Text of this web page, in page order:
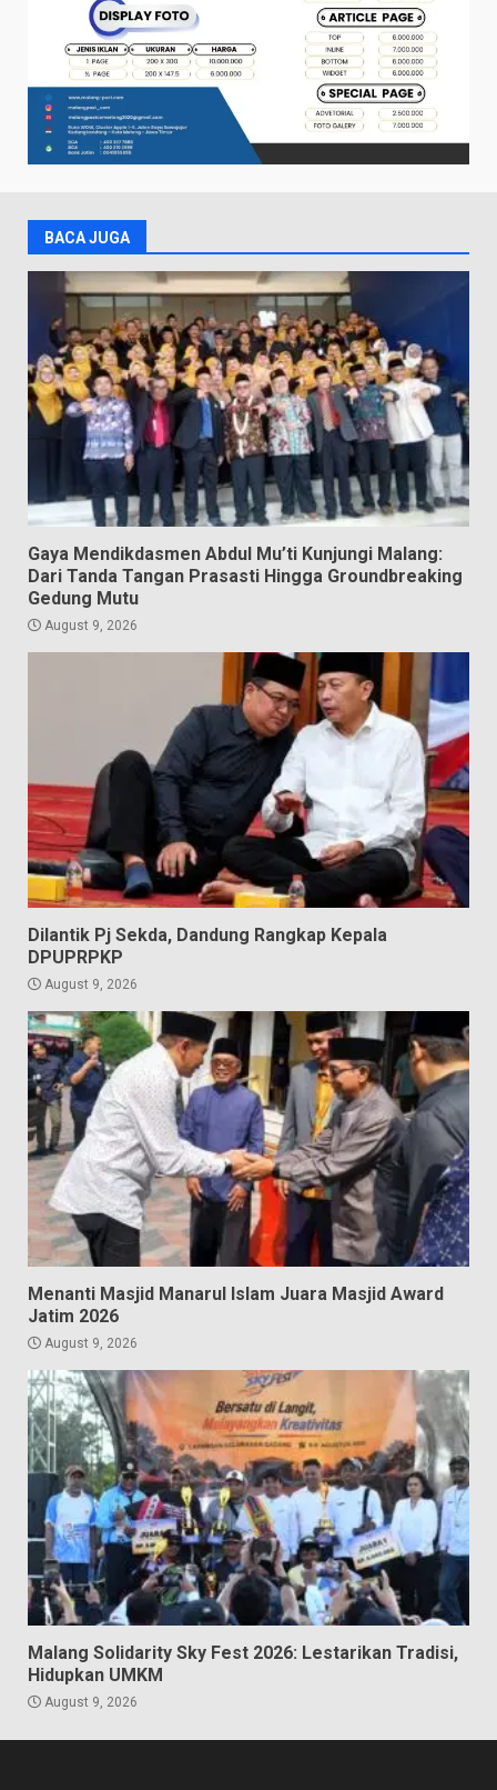
BACA JUGA
Gaya Mendikdasmen Abdul Mu’ti Kunjungi Malang:
Dari Tanda Tangan Prasasti Hingga Groundbreaking
Gedung Mutu
August 9, 2026
Dilantik Pj Sekda, Dandung Rangkap Kepala
DPUPRPKP
August 9, 2026
Menanti Masjid Manarul Islam Juara Masjid Award
Jatim 2026
August 9, 2026
Malang Solidarity Sky Fest 2026: Lestarikan Tradisi,
Hidupkan UMKM
August 9, 2026